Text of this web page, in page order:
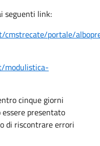
seguenti link:
cmstrecate/portale/
modulistica-
cinque giorni
presentato
di riscontrare errori